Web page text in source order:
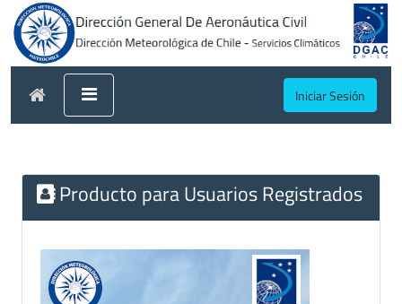
Iniciar Sesión
Producto para Usuarios Registrados